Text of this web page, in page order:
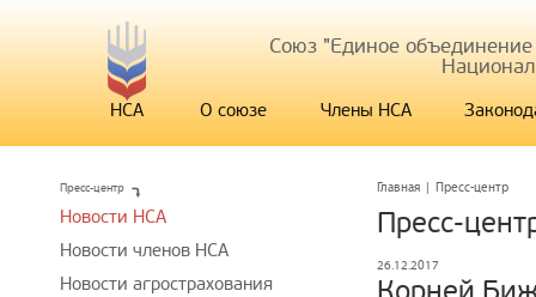
Союз "Единое
НСА О союзе Члены НСА
Главная | Пресс-центр
Пресс-
26.12.2017
Пресс-центр
Новости НСА
Новости членов НСА
Новости агрострахования